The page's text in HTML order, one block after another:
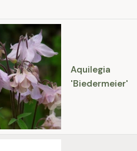
Aquilegia
'Biedermeier'